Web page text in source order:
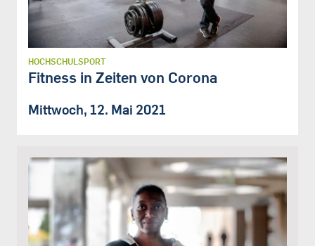
HOCHSCHULSPORT
Fitness in Zeiten von Corona
Mittwoch, 12. Mai 2021